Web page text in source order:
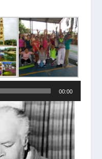
00:00